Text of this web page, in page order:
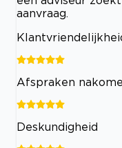
aanvraag.
Afspraken
Deskundigheid